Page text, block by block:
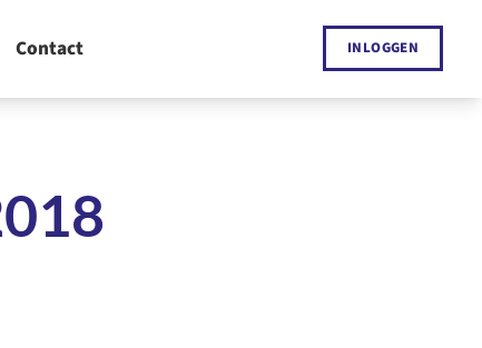
INLOGGEN